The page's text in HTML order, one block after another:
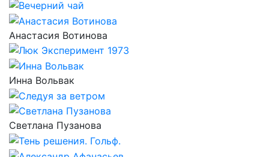
Анастасия Вотинова
Инна Вольвак
Светлана Пузанова